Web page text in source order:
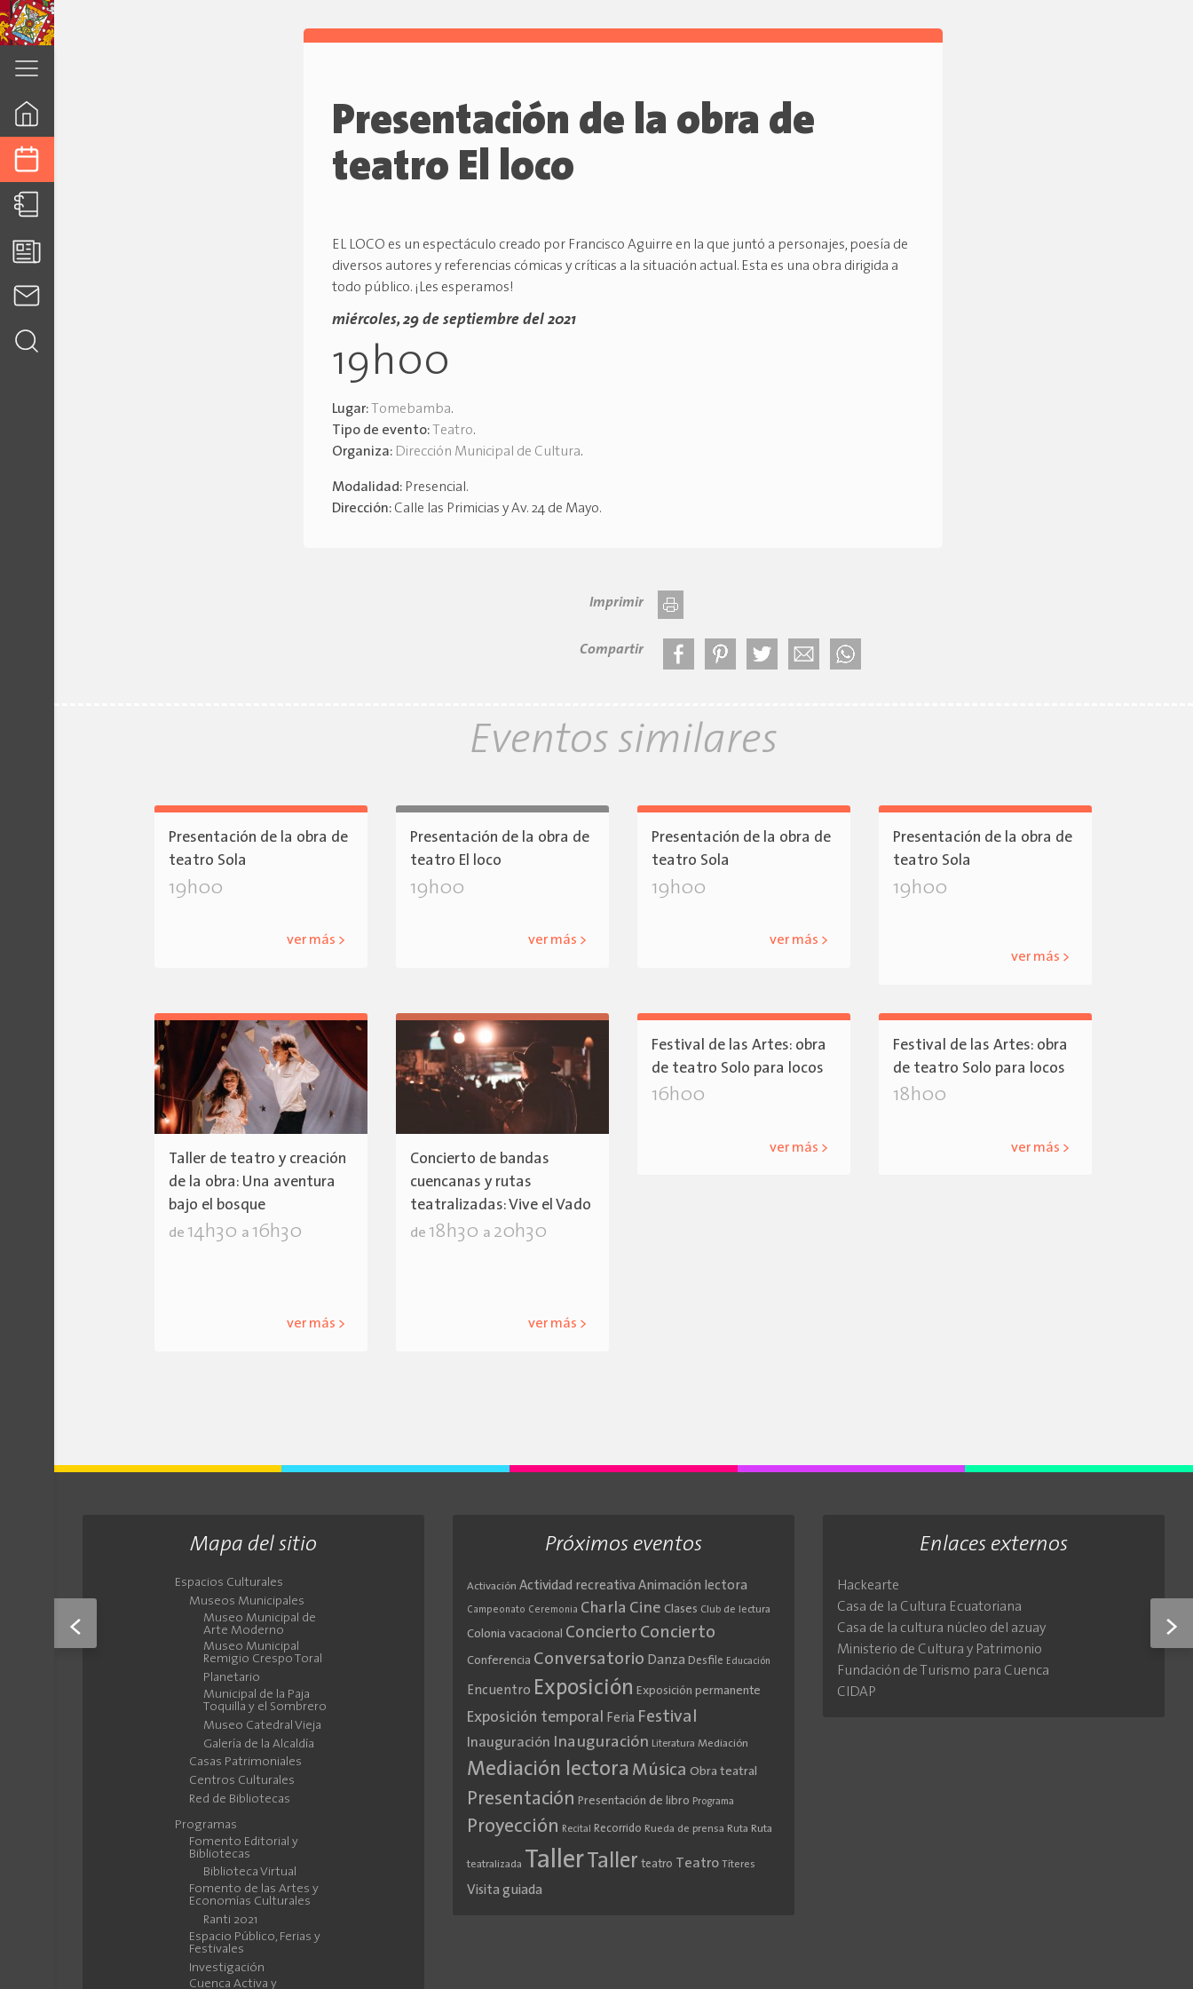
Presentación de la obra de
teatro El loco
EL LOCO es un espectáculo creado por Francisco Aguirre en la que juntó a personajes, poesía de
diversos autores y referencias cómicas y críticas a la situación actual. Esta es una obra dirigida a
todo público. ¡Les esperamos!
miércoles, 29 de septiembre del 2021
19h00
Lugar: Tomebamba.
Tipo de evento: Teatro.
Organiza: Dirección Municipal de Cultura.
Modalidad: Presencial.
Dirección: Calle las Primicias y Av. 24 de Mayo.
Imprimir
Compartir
< >
Eventos similares
Presentación de la obra de
teatro Sola
19h00
ver más >
Presentación de la obra de
teatro El loco
19h00
ver más >
Presentación de la obra de
teatro Sola
19h00
ver más >
Presentación de la obra de
teatro Sola
19h00
ver más >
Taller de teatro y creación
de la obra: Una aventura
bajo el bosque
de 14h30 a 16h30
ver más >
Concierto de bandas
cuencanas y rutas
teatralizadas: Vive el Vado
de 18h30 a 20h30
ver más >
Festival de las Artes: obra
de teatro Solo para locos
16h00
ver más >
Festival de las Artes: obra
de teatro Solo para locos
18h00
ver más >
Mapa del sitio
Espacios Culturales
Museos Municipales
Museo Municipal de
Arte Moderno
Museo Municipal
Remigio Crespo Toral
Planetario
Municipal de la Paja
Toquilla y el Sombrero
Museo Catedral Vieja
Galería de la Alcaldía
Casas Patrimoniales
Centros Culturales
Red de Bibliotecas
Programas
Fomento Editorial y
Bibliotecas
Biblioteca Virtual
Fomento de las Artes y
Economías Culturales
Ranti 2021
Espacio Público, Ferias y
Festivales
Investigación
Cuenca Activa y
Próximos eventos
Activación Actividad recreativa Animación lectora
Campeonato Ceremonia Charla Cine Clases Club de lectura
Colonia vacacional Concierto Concierto
Conferencia Conversatorio Danza Desfile Educación
Encuentro Exposición Exposición permanente
Exposición temporal Feria Festival
Inauguración Inauguración Literatura Mediación
Mediación lectora Música Obra teatral
Presentación Presentación de libro Programa
Proyección Recital Recorrido Rueda de prensa Ruta Ruta
teatralizada TallerTaller teatro Teatro Títeres
Visita guiada
Enlaces externos
Hackearte
Casa de la Cultura Ecuatoriana
Casa de la cultura núcleo del azuay
Ministerio de Cultura y Patrimonio
Fundación de Turismo para Cuenca
CIDAP